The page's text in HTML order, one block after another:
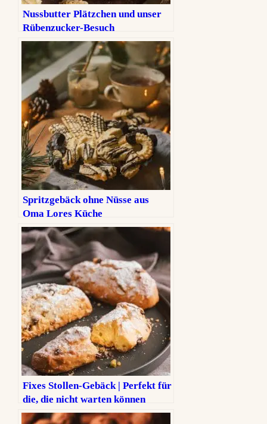
Nussbutter Plätzchen und unser
Rübenzucker-Besuch
Spritzgebäck ohne Nüsse aus
Oma Lores Küche
Fixes Stollen-Gebäck | Perfekt für
die, die nicht warten können